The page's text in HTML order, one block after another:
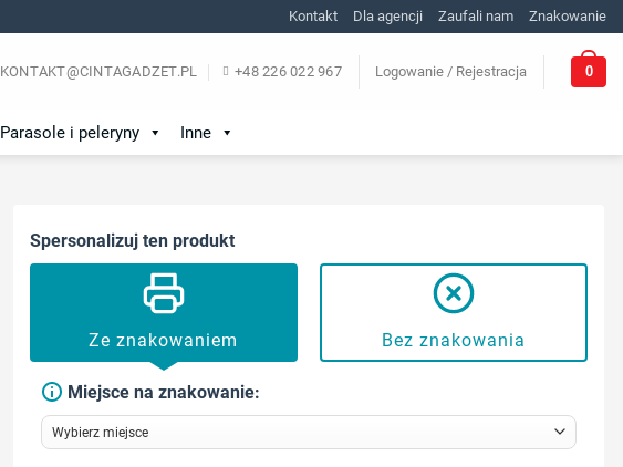
Kontakt Dla agencji Zaufali nam Znakowanie
KONTAKT@CINTAGADZET.PL +48 226 022 967 Logowanie / Rejestracja 0
Parasole i peleryny Inne
Spersonalizuj ten produkt
Ze znakowaniem Bez znakowania
Miejsce na znakowanie: